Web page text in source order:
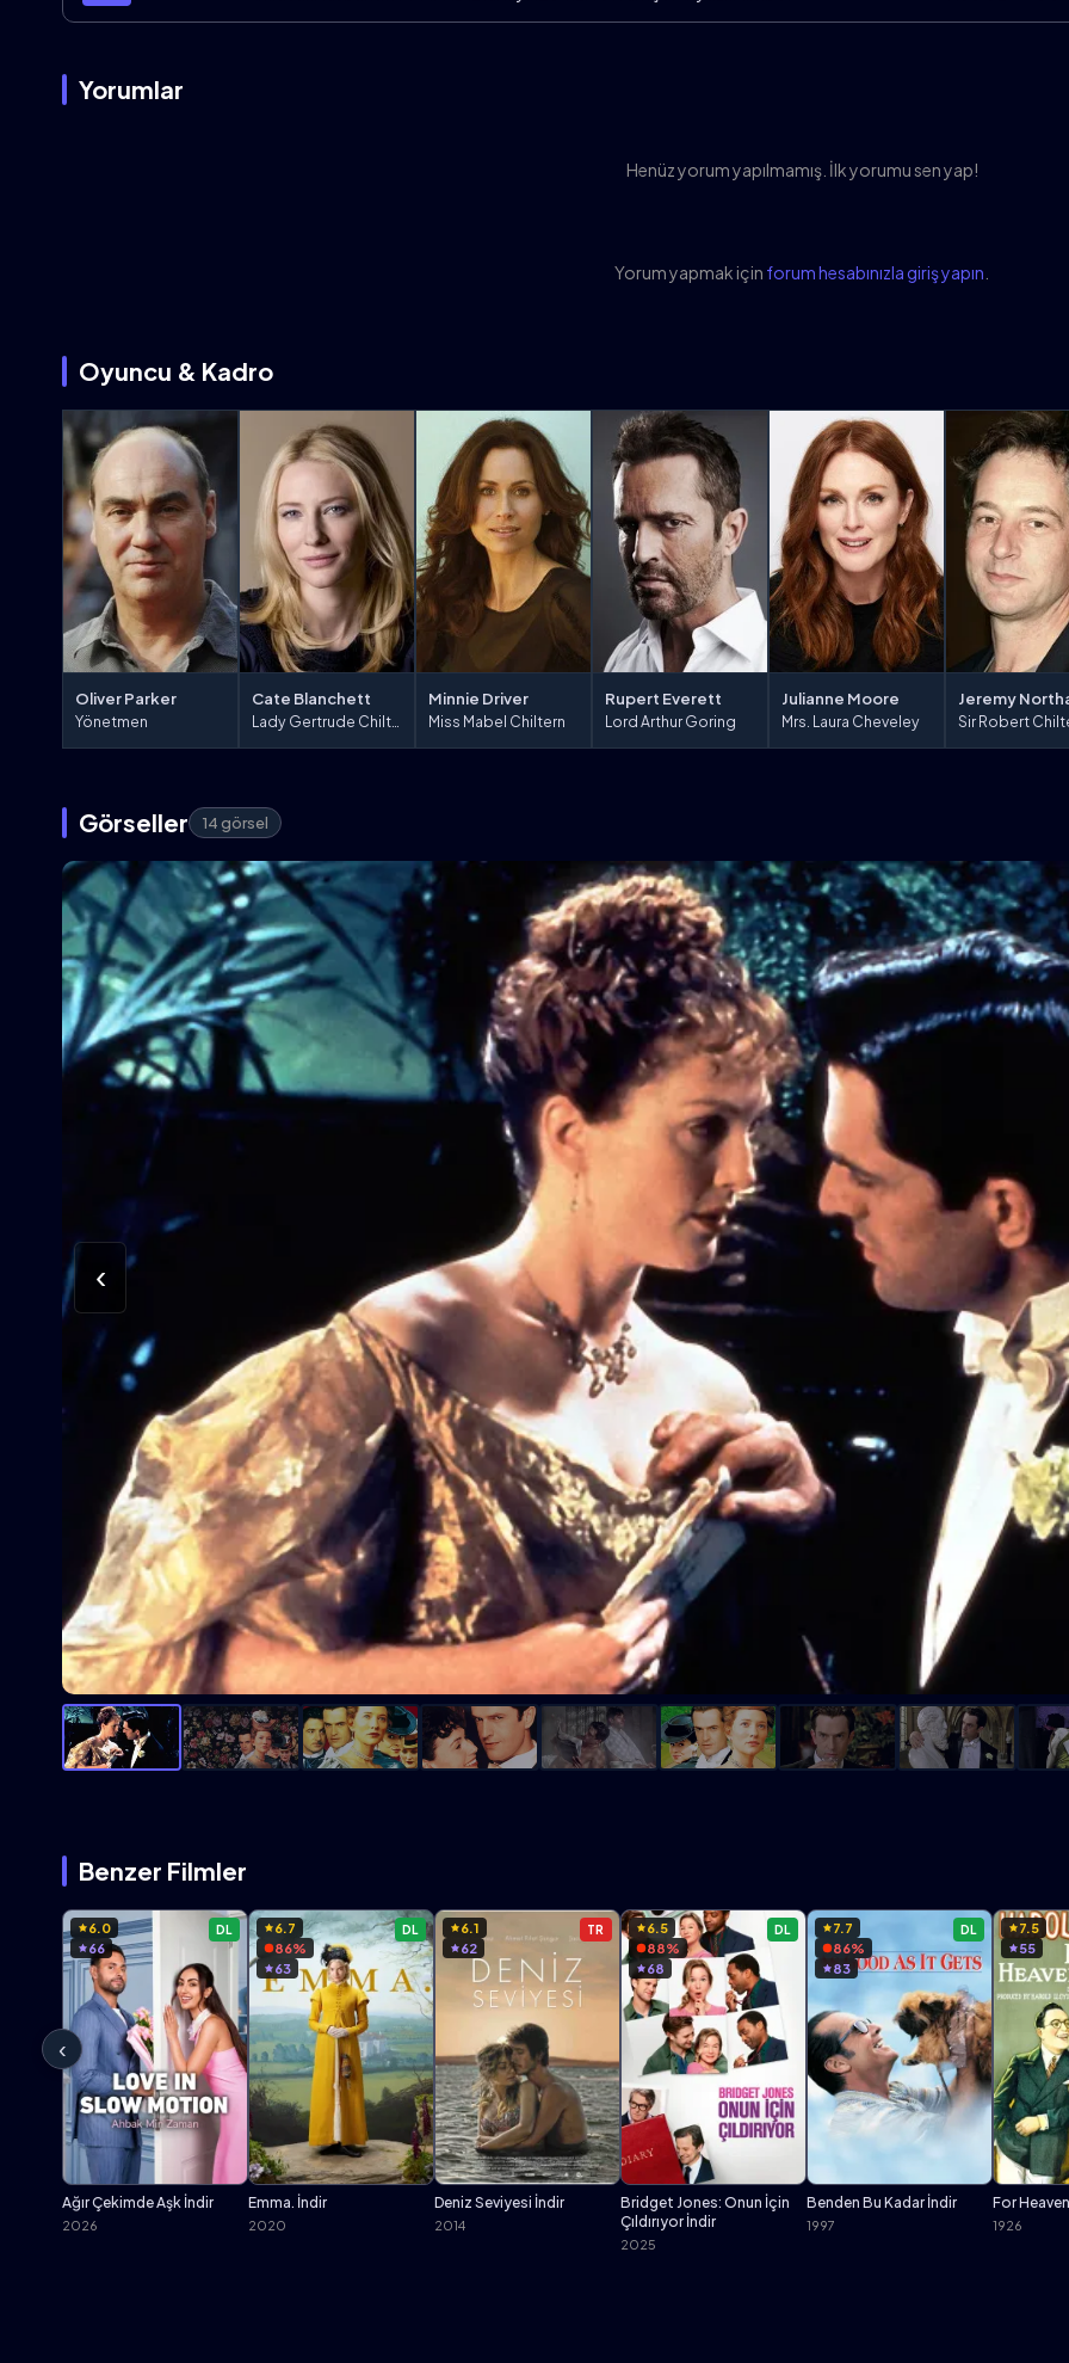
Yorumlar
Henüz yorum yapılmamış. İlk yorumu sen yap!
Yorum yapmak için forum hesabınızla giriş yapın
Oyuncu & Kadro
Oliver Parker
Yönetmen
Cate Blanchett
Lady Gertrude Chiltern
Minnie Driver
Miss Mabel Chiltern
Rupert Everett
Lord Arthur Goring
Julianne Moore
Mrs. Laura Cheveley
Jeremy
Sir Robert
Görseller 14 görsel
‹
Benzer Filmler
‹
DL
6.0
66
Ağır Çekimde Aşk İndir
2026
DL
6.7
86%
63
Emma. İndir
2020
TR
6.1
62
Deniz Seviyesi İndir
2014
DL
6.5
88%
68
Bridget Jones: Onun İçin
Çıldırıyor İndir
2025
DL
7.7
86%
83
Benden Bu Kadar İndir
1997
7.5
55
For
1926